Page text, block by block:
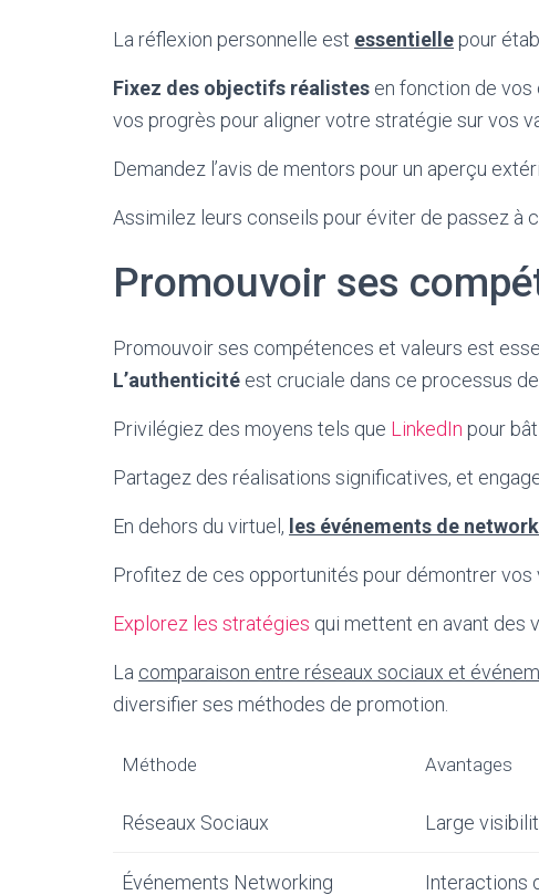
La réflexion personnelle est essentielle pour
Fixez des objectifs réalistes en fonction de
vos progrès pour aligner votre stratégie sur vos
Demandez l’avis de mentors pour un aperçu
Assimilez leurs conseils pour éviter de passez à
Promouvoir ses
Promouvoir ses compétences et valeurs est
L’authenticité est cruciale dans ce processus
Privilégiez des moyens tels que LinkedIn pour
Partagez des réalisations significatives, et
En dehors du virtuel, les événements de
Profitez de ces opportunités pour démontrer vos
Explorez les stratégies qui mettent en avant des
La comparaison entre réseaux sociaux et
diversifier ses méthodes de promotion.
Méthode Avantages
Réseaux Sociaux Large
Événements Networking
Interactions